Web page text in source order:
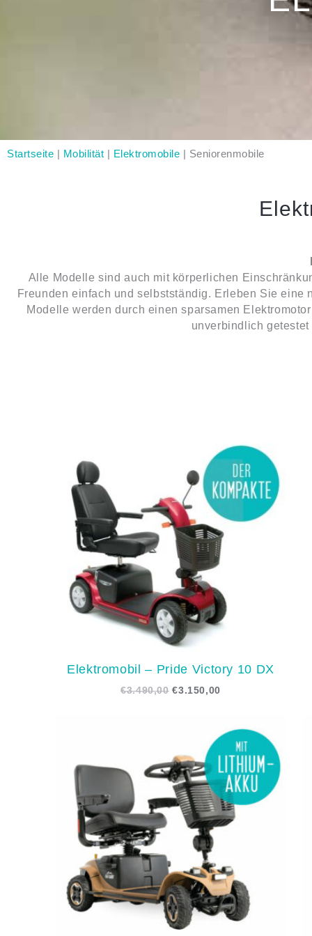
Startseite Mobilität Elektromobile Seniorenmobile
Alle Modelle sind auch mit körperlichen
Freunden einfach und selbstständig. Erleben Sie
Modelle werden durch einen sparsamen
unverbindlich
Elektromobil – Pride Victory 10 DX
€3.490,00
€3.490,00
€3.150,00
Preis
ist:
€3.150,00.
€4.490,00
bis
€4.990,00